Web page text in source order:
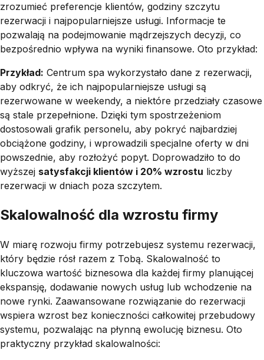
zrozumieć preferencje klientów, godziny szczytu
rezerwacji i najpopularniejsze usługi. Informacje te
pozwalają na podejmowanie mądrzejszych decyzji, co
bezpośrednio wpływa na wyniki finansowe. Oto przykład:
Przykład: Centrum spa wykorzystało dane z rezerwacji,
aby odkryć, że ich najpopularniejsze usługi są
rezerwowane w weekendy, a niektóre przedziały czasowe
są stale przepełnione. Dzięki tym spostrzeżeniom
dostosowali grafik personelu, aby pokryć najbardziej
obciążone godziny, i wprowadzili specjalne oferty w dni
powszednie, aby rozłożyć popyt. Doprowadziło to do
wyższej satysfakcji klientów i 20% wzrostu liczby
rezerwacji w dniach poza szczytem.
Skalowalność dla wzrostu firmy
W miarę rozwoju firmy potrzebujesz systemu rezerwacji,
który będzie rósł razem z Tobą. Skalowalność to
kluczowa wartość biznesowa dla każdej firmy planującej
ekspansję, dodawanie nowych usług lub wchodzenie na
nowe rynki. Zaawansowane rozwiązanie do rezerwacji
wspiera wzrost bez konieczności całkowitej przebudowy
systemu, pozwalając na płynną ewolucję biznesu. Oto
praktyczny przykład skalowalności: